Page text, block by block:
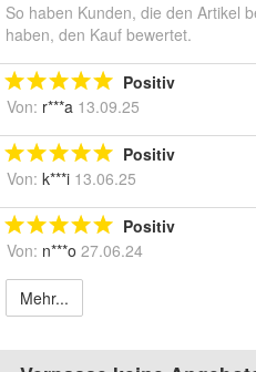
So haben Kunden, die den Artikel
haben, den Kauf bewertet.
Positiv
Von: r***a 13.09.25
Positiv
Von: k***i 13.06.25
Positiv
Von: n***o 27.06.24
Mehr...